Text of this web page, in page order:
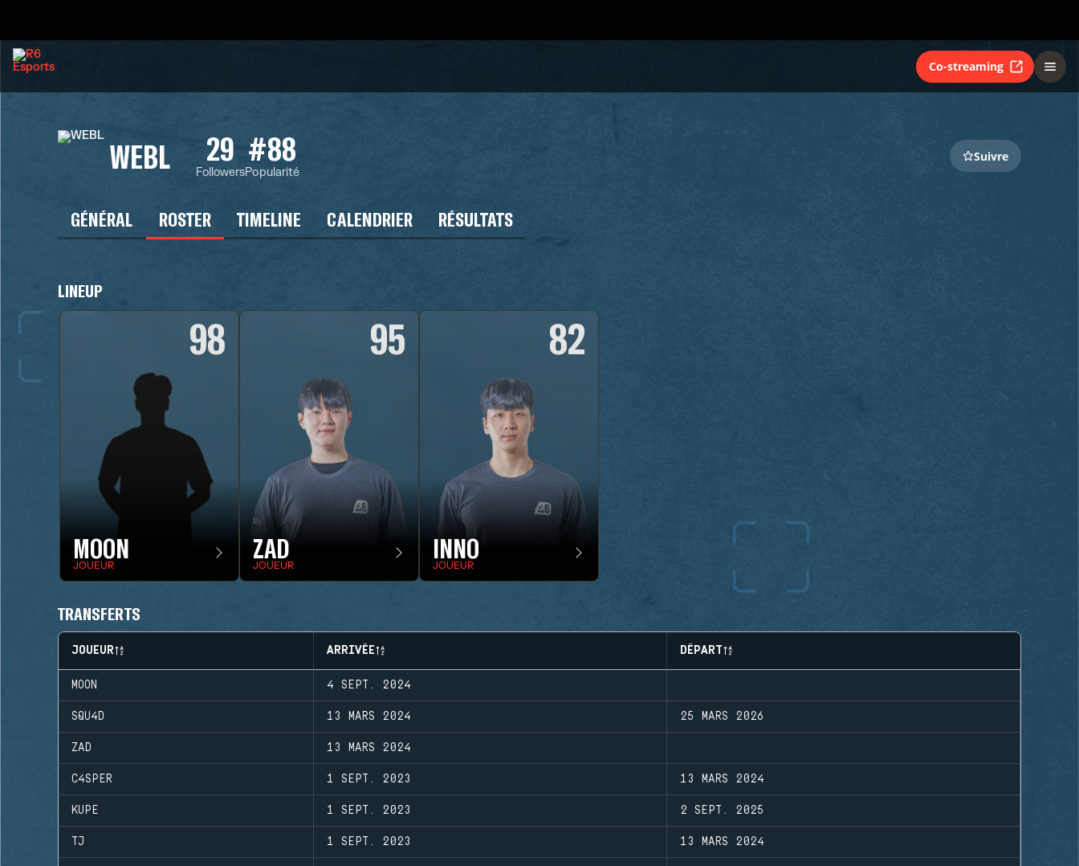
Co-streaming
WEBL 29
Followers
#88
Popularité
Suivre
GÉNÉRAL ROSTER TIMELINE CALENDRIER RÉSULTATS
LINEUP
98
MOON
JOUEUR
95
ZAD
JOUEUR
82
INNO
JOUEUR
TRANSFERTS
JOUEUR ARRIVÉE DÉPART
MOON 4 SEPT. 2024
SQU4D 13 MARS 2024 25 MARS 2026
ZAD 13 MARS 2024
C4SPER 1 SEPT. 2023 13 MARS 2024
KUPE 1 SEPT. 2023 2 SEPT. 2025
TJ 1 SEPT. 2023 13 MARS 2024